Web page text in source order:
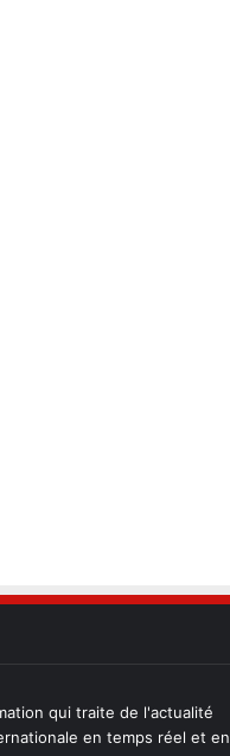
qui traite de l'actualité
en temps réel et en